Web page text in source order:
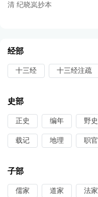
清 纪晓岚抄本
经部
十三经 十三经注疏
史部
正史 编年 野史
载记 地理 职官
子部
儒家 道家 法家